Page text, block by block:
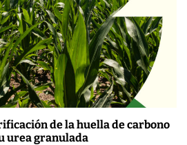
de la huella de carbono
urea granulada